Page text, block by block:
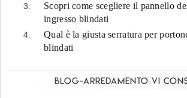
Scopri come scegliere il pannello
ingresso blindati
Qual è la giusta serratura per
blindati
Blog-Arredamento vi